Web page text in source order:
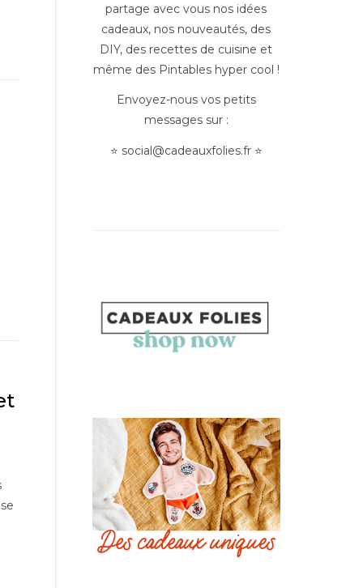
partage avec vous nos idées
cadeaux, nos nouveautés, des
DIY, des recettes de cuisine et
même des Pintables hyper cool !
Envoyez-nous vos petits
messages sur :
⭐ social@cadeauxfolies.fr⭐